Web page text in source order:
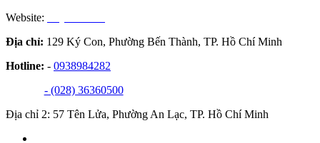
Website:
Địa chỉ: 129 Ký Con, Phường Bến Thành, TP. Hồ Chí Minh
Hotline: - 0938984282
- (028) 36360500
Địa chỉ 2: 57 Tên Lửa, Phường An Lạc, TP. Hồ Chí Minh